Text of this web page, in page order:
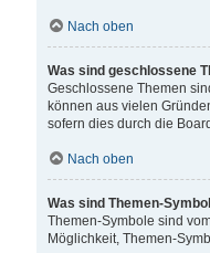
Nach oben
Was sind geschlossene
Geschlossene Themen
können aus vielen
sofern dies durch die
Nach oben
Was sind Themen-
Themen-Symbole sind
Möglichkeit, Themen-